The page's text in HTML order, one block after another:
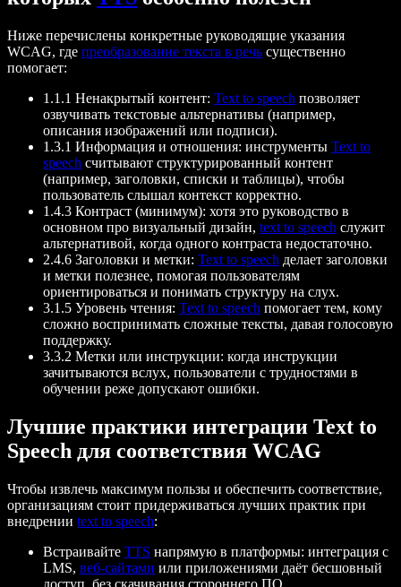
Ниже перечислены конкретные руководящие указания
WCAG, где преобразование текста в речь существенно
помогает:
1.1.1 Ненакрытый контент: Text to speech позволяет
озвучивать текстовые альтернативы (например,
описания изображений или подписи).
1.3.1 Информация и отношения: инструменты Text to
speech считывают структурированный контент
(например, заголовки, списки и таблицы), чтобы
пользователь слышал контекст корректно.
1.4.3 Контраст (минимум): хотя это руководство в
основном про визуальный дизайн, text to speech служит
альтернативой, когда одного контраста недостаточно.
2.4.6 Заголовки и метки: Text to speech делает заголовки
и метки полезнее, помогая пользователям
ориентироваться и понимать структуру на слух.
3.1.5 Уровень чтения: Text to speech помогает тем, кому
сложно воспринимать сложные тексты, давая голосовую
поддержку.
3.3.2 Метки или инструкции: когда инструкции
зачитываются вслух, пользователи с трудностями в
обучении реже допускают ошибки.
Лучшие практики интеграции Text to
Speech для соответствия WCAG
Чтобы извлечь максимум пользы и обеспечить соответствие,
организациям стоит придерживаться лучших практик при
внедрении text to speech:
Встраивайте TTS напрямую в платформы: интеграция с
LMS, веб‑сайтами или приложениями даёт бесшовный
доступ, без скачивания стороннего ПО.